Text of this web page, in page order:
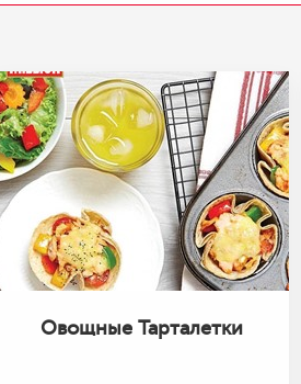
Овощные Тарталетки